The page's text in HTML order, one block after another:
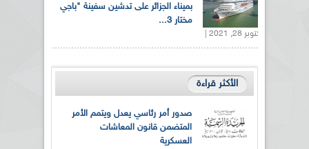
بميناء الجزائر على تدشين سفينة "باجي
مختار 3...
أكتوبر 28, 2021 |
الأكثر قراءة
صدور أمر رئاسي يعدل ويتمم الأمر
المتضمن قانون المعاشات
العسكرية